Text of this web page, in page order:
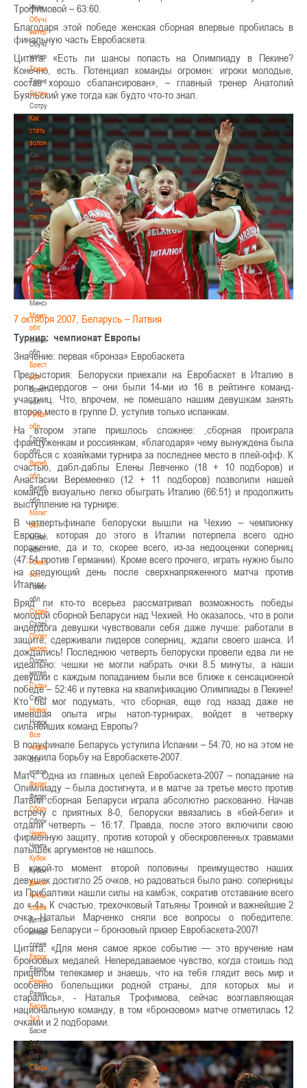
Иван
Обучающие
материалы
Обучающие
материалы
Тренерам
Тренерам
Сотрудничество
Сотрудничество
Как
стать
волонтером
Как
стать
волонтером
Спонсоры
и
партнеры
Спонсоры
и
партнеры
Школы
Школы
Минск
Минск
Минская
обл
Минская
обл
Брестская
обл
Брестская
обл
Гродненская
обл
Гродненская
обл
Витебская
обл
Витебская
обл
Могилевская
обл
Могилевская
обл
Гомельская
обл
Гомельская
обл
Судейство
Судейство
Полезные
материалы
Полезные
материалы
Судьи
Судьи
Новости
Новости
Все
новости
Все
новости
Федерация
Федерация
Сборные
Сборные
Чемпионат
Чемпионат
Кубок
Кубок
Детско-
юношеские
соревнования
Детско-
юношеские
соревнования
Еврокубки
Еврокубки
Разное
Разное
Баскетбол
3х3
Баскетбол
3х3
Лого[modid=121]
Сборные
Сборные
Трофимовой – 63:60.
Благодаря этой победе женская сборная впервые пробилась в
финальную часть Евробаскета.
Цитата: «Есть ли шансы попасть на Олимпиаду в Пекине?
Конечно, есть. Потенциал команды огромен: игроки молодые,
состав хорошо сбалансирован», – главный тренер Анатолий
Буяльский уже тогда как будто что-то знал.
7 октября 2007, Беларусь – Латвия
Турнир: чемпионат Европы
Значение: первая «бронза» Евробаскета
Предыстория: Белоруски приехали на Евробаскет в Италию в
роли андердогов – они были 14-ми из 16 в рейтинге команд-
участниц. Что, впрочем, не помешало нашим девушкам занять
второе место в группе D, уступив только испанкам.
На втором этапе пришлось сложнее: ,сборная проиграла
француженкам и россиянкам, «благодаря» чему вынуждена была
бороться с хозяйками турнира за последнее место в плей-офф. К
счастью, дабл-даблы Елены Левченко (18 + 10 подборов) и
Анастасии Веремеенко (12 + 11 подборов) позволили нашей
команде визуально легко обыграть Италию (66:51) и продолжить
выступление на турнире.
В четвертьфинале белоруски вышли на Чехию – чемпионку
Европы, которая до этого в Италии потерпела всего одно
поражение, да и то, скорее всего, из-за недооценки соперниц
(47:54 против Германии). Кроме всего прочего, играть нужно было
на следующий день после сверхнапряженного матча против
Италии.
Вряд ли кто-то всерьез рассматривал возможность победы
молодой сборной Беларуси над Чехией. Но оказалось, что в роли
андердога девушки чувствовали себя даже лучше: работали в
защите, сдерживали лидеров соперниц, ждали своего шанса. И
дождались! Последнюю четверть белоруски провели едва ли не
идеально: чешки не могли набрать очки 8.5 минуты, а наши
девушки с каждым попаданием были все ближе к сенсационной
победе – 52:46 и путевка на квалификацию Олимпиады в Пекине!
Кто бы мог подумать, что сборная, еще год назад даже не
имевшая опыта игры натоп-турнирах, войдет в четверку
сильнейших команд Европы?
В полуфинале Беларусь уступила Испании – 54:70, но на этом не
закончила борьбу на Евробаскете-2007.
Матч: Одна из главных целей Евробаскета-2007 – попадание на
Олимпиаду – была достигнута, и в матче за третье место против
Латвии сборная Беларуси играла абсолютно раскованно. Начав
встречу с приятных 8-0, белоруски ввязались в «бей-беги» и
отдали четверть – 16:17. Правда, после этого включили свою
фирменную защиту, против которой у обескровленных травмами
латышек аргументов не нашлось.
В какой-то момент второй половины преимущество наших
девушек достигло 25 очков, но радоваться было рано: соперницы
из Прибалтики нашли силы на камбэк, сократив отставание всего
до «-4». К счастью, трехочковый Татьяны Троиной и важнейшие 2
очка Натальи Марченко сняли все вопросы о победителе:
сборная Беларуси – бронзовый призер Евробаскета-2007!
Цитата: «Для меня самое яркое событие — это вручение нам
бронзовых медалей. Непередаваемое чувство, когда стоишь под
прицелом телекамер и знаешь, что на тебя глядит весь мир и
особенно болельщики родной страны, для которых мы и
старались», - Наталья Трофимова, сейчас возглавляющая
национальную команду, в том «бронзовом» матче отметилась 12
очками и 2 подборами.